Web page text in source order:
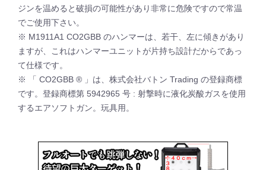
ジンを温めると破損の可能性があり非常に危険ですので常温
でご使用下さい。
※ M1911A1 CO2GBB のハンマーは、若干、左に傾きがあり
ますが、これはハンマーユニットが片持ち設計だからであっ
て仕様です。
※ 「 CO2GBB ® 」は、株式会社バトン Trading の登録商標
です。登録商標第 5942965 号 : 射撃時に液化炭酸ガスを使用
するエアソフトガン。玩具用。